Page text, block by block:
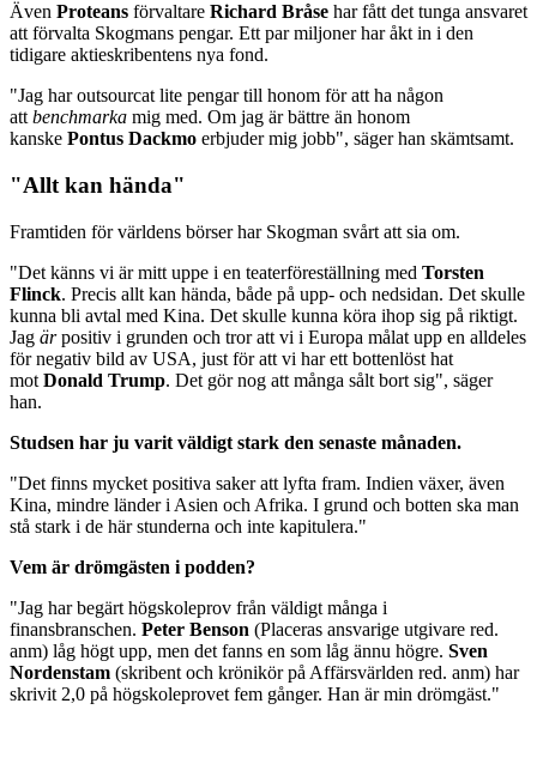
Även Proteans förvaltare Richard Bråse har fått det tunga ansvaret
att förvalta Skogmans pengar. Ett par miljoner har åkt in i den
tidigare aktieskribentens nya fond.
"Jag har outsourcat lite pengar till honom för att ha någon
att benchmarka mig med. Om jag är bättre än honom
kanske Pontus Dackmo erbjuder mig jobb", säger han skämtsamt.
"Allt kan hända"
Framtiden för världens börser har Skogman svårt att sia om.
"Det känns vi är mitt uppe i en teaterföreställning med Torsten
Flinck. Precis allt kan hända, både på upp- och nedsidan. Det skulle
kunna bli avtal med Kina. Det skulle kunna köra ihop sig på riktigt.
Jag ärpositiv i grunden och tror att vi i Europa målat upp en alldeles
för negativ bild av USA, just för att vi har ett bottenlöst hat
mot Donald Trump. Det gör nog att många sålt bort sig", säger
han.
Studsen har ju varit väldigt stark den senaste månaden.
"Det finns mycket positiva saker att lyfta fram. Indien växer, även
Kina, mindre länder i Asien och Afrika. I grund och botten ska man
stå stark i de här stunderna och inte kapitulera."
Vem är drömgästen i podden?
"Jag har begärt högskoleprov från väldigt många i
finansbranschen. Peter Benson (Placeras ansvarige utgivare red.
anm) låg högt upp, men det fanns en som låg ännu högre. Sven
Nordenstam (skribent och krönikör på Affärsvärlden red. anm) har
skrivit 2,0 på högskoleprovet fem gånger. Han är min drömgäst."